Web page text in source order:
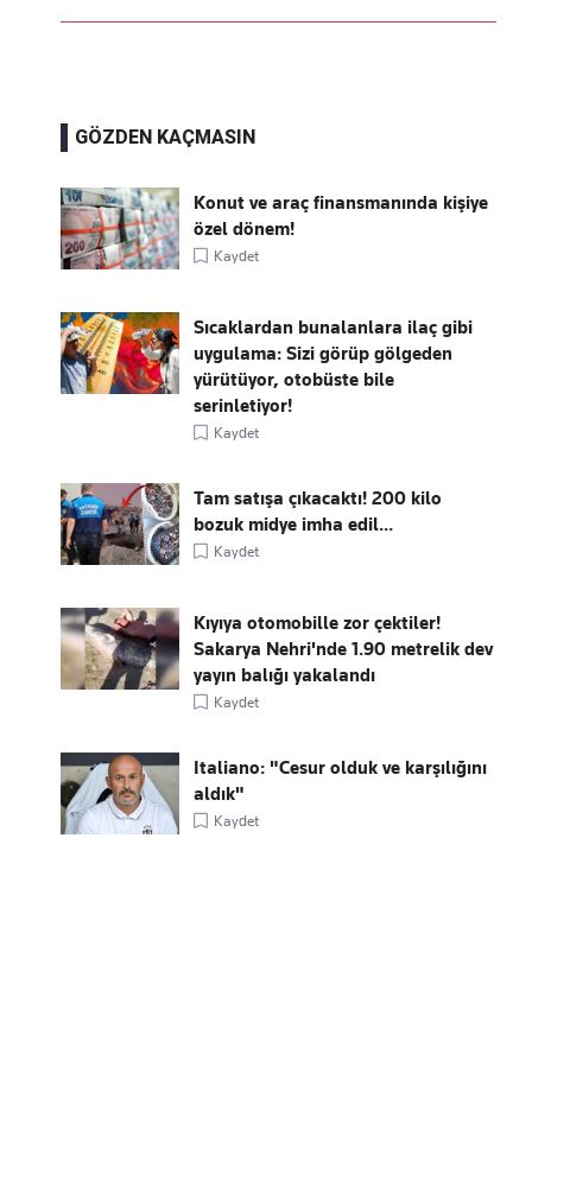
GÖZDEN KAÇMASIN
Konut ve araç finansmanında kişiye
özel dönem!
Kaydet
Sıcaklardan bunalanlara ilaç gibi
uygulama: Sizi görüp gölgeden
yürütüyor, otobüste bile
serinletiyor!
Kaydet
Tam satışa çıkacaktı! 200 kilo
bozuk midye imha edil...
Kaydet
Kıyıya otomobille zor çektiler!
Sakarya Nehri'nde 1.90 metrelik dev
yayın balığı yakalandı
Kaydet
Italiano: "Cesur olduk ve karşılığını
aldık"
Kaydet